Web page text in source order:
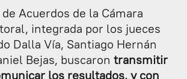
Acuerdos de la Cámara
integrada por los jueces
Dalla Vía, Santiago Hernán
Bejas, buscaron transmitir
los resultados, y con